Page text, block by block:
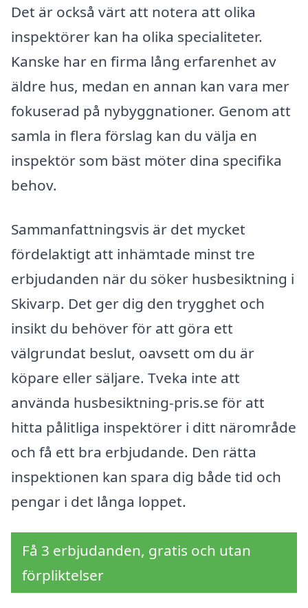
Det är också värt att notera att olika
inspektörer kan ha olika specialiteter.
Kanske har en firma lång erfarenhet av
äldre hus, medan en annan kan vara mer
fokuserad på nybyggnationer. Genom att
samla in flera förslag kan du välja en
inspektör som bäst möter dina specifika
behov.
Sammanfattningsvis är det mycket
fördelaktigt att inhämtade minst tre
erbjudanden när du söker husbesiktning i
Skivarp. Det ger dig den trygghet och
insikt du behöver för att göra ett
välgrundat beslut, oavsett om du är
köpare eller säljare. Tveka inte att
använda husbesiktning-pris.se för att
hitta pålitliga inspektörer i ditt närområde
och få ett bra erbjudande. Den rätta
inspektionen kan spara dig både tid och
pengar i det långa loppet.
Få 3 erbjudanden, gratis och utan
förpliktelser